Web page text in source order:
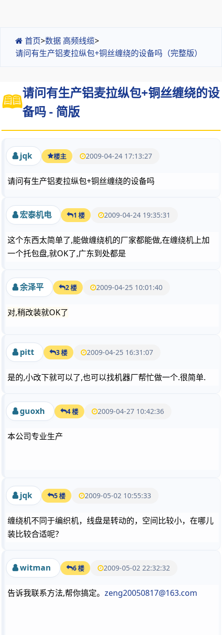
首页>数据 高频线缆>
请问有生产铝麦拉纵包+铜丝缠绕的设备吗（完整版）
请问有生产铝麦拉纵包+铜丝缠绕的设
备吗 - 简版
jqk 楼主 2009-04-24 17:13:27
请问有生产铝麦拉纵包+铜丝缠绕的设备吗
宏泰机电 1 楼 2009-04-24 19:35:31
这个东西太简单了,能做缠绕机的厂家都能做,在缠绕机上加
一个托包盘,就OK了,广东到处都是
余泽平 2 楼 2009-04-25 10:01:40
对,稍改装就OK了
pitt 3 楼 2009-04-25 16:31:07
是的,小改下就可以了,也可以找机器厂帮忙做一个.很简单.
guoxh 4 楼 2009-04-27 10:42:36
本公司专业生产
jqk 5 楼 2009-05-02 10:55:33
缠绕机不同于编织机，线盘是转动的，空间比较小，在哪儿
装比较合适呢？
witman 6 楼 2009-05-02 22:32:32
告诉我联系方法,帮你搞定。 zeng20050817@163.com